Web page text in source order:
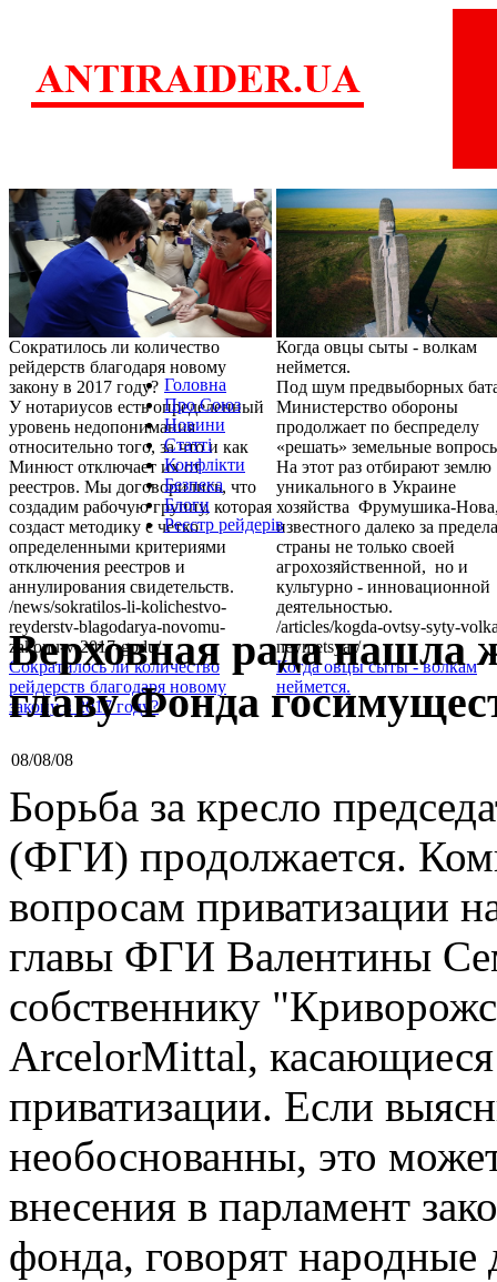
Сократилось ли количество
рейдерств благодаря новому
закону в 2017 году?
У нотариусов есть определенный
уровень недопонимания
относительно того, за что и как
Минюст отключает их от
реестров. Мы договорились, что
создадим рабочую группу, которая
создаст методику с четко
определенными критериями
отключения реестров и
аннулирования свидетельств.
/news/sokratilos-li-kolichestvo-
reyderstv-blagodarya-novomu-
zakonu-v-2017-godu/
Сократилось ли количество
рейдерств благодаря новому
закону в 2017 году?
Когда овцы сыты - волкам
неймется.
Под шум предвыборных
Министерство обороны
продолжает по беспределу
«решать» земельные
На этот раз отбирают землю
уникального в Украине
хозяйства Фрумушика-
известного далеко за
страны не только своей
агрохозяйственной, но и
культурно - инновационной
деятельностью.
/articles/kogda-ovtsy-syty-
neymetsya-/
Когда овцы сыты - волкам
неймется.
Головна
Про Союз
Новини
Статті
Конфлікти
Безпека
Блоги
Реєстр рейдерів
Верховная рада нашла
главу Фонда
08/08/08
Борьба за кресло
(ФГИ) продолжается.
вопросам приватизации
главы ФГИ Валентины
собственнику
ArcelorMittal,
приватизации. Если
необоснованны, это
внесения в парламент
фонда, говорят народные